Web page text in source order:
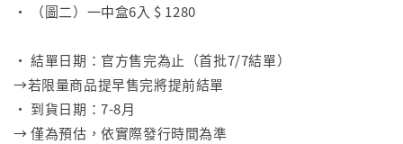
• （圖二）一中盒6入 $ 1280
• 結單日期：官方售完為止（首批7/7結單）
→若限量商品提早售完將提前結單
• 到貨日期：7-8月
→ 僅為預估，依實際發行時間為準